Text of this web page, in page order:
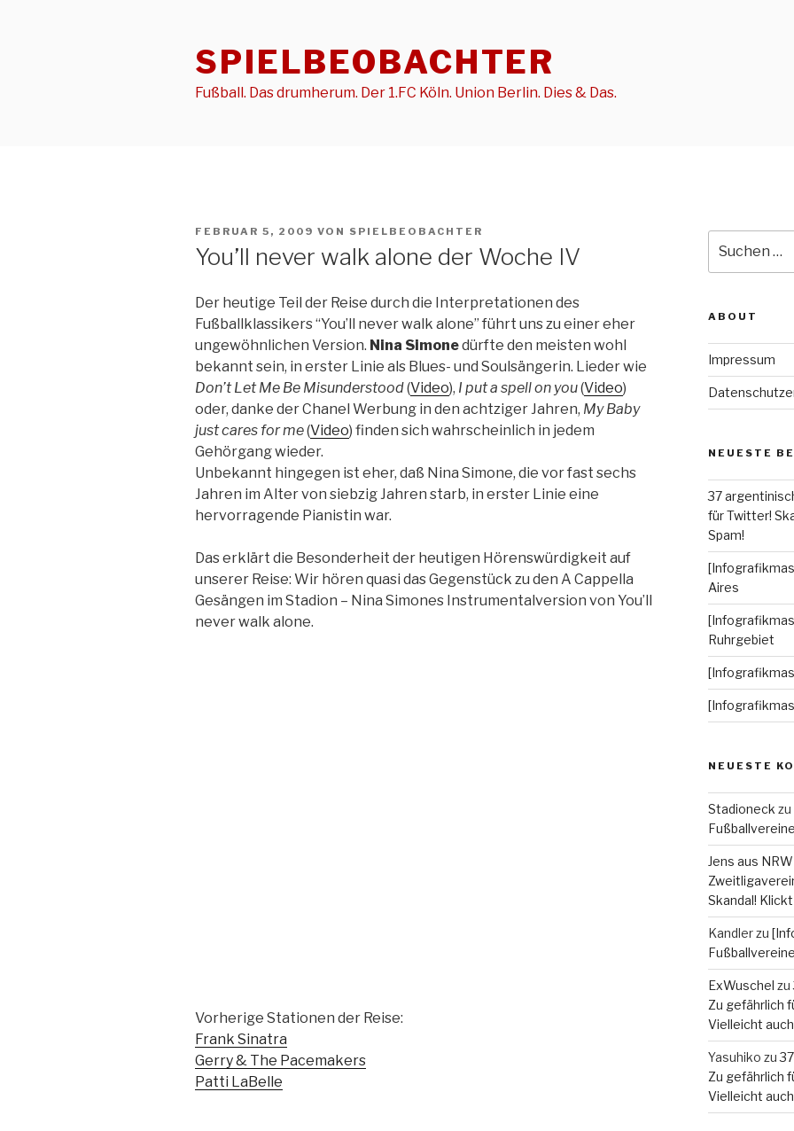
SPIELBEOBACHTER
Fußball. Das drumherum. Der 1.FC Köln. Union Berlin. Dies & Das.
VERÖFFENTLICHT
FEBRUAR 5, 2009 VON SPIELBEOBACHTER
You’ll never walk alone der Woche IV
Der heutige Teil der Reise durch die Interpretationen des
Fußballklassikers “You’ll never walk alone” führt uns zu einer eher
ungewöhnlichen Version. Nina Simonedürfte den meisten wohl
bekannt sein, in erster Linie als Blues- und Soulsängerin. Lieder wie
Don’t Let Me Be Misunderstood(Video), I put a spell on you(Video)
oder, danke der Chanel Werbung in den achtziger Jahren, My Baby
just cares for me(Video) finden sich wahrscheinlich in jedem
Gehörgang wieder.
Unbekannt hingegen ist eher, daß Nina Simone, die vor fast sechs
Jahren im Alter von siebzig Jahren starb, in erster Linie eine
hervorragende Pianistin war.
Das erklärt die Besonderheit der heutigen Hörenswürdigkeit auf
unserer Reise: Wir hören quasi das Gegenstück zu den A Cappella
Gesängen im Stadion – Nina Simones Instrumentalversion von You’ll
never walk alone.
Vorherige Stationen der Reise:
Frank Sinatra
Gerry & The Pacemakers
Patti LaBelle
nach:
ABOUT
Impressum
NEUESTE
37
für Twitter!
Spam!
Aires
Ruhrgebiet
NEUESTE
Stadioneck zu
Jens aus NRW
Skandal!
Kandlerzu
ExWuschel zu
Zu gefährlich
Vielleicht
Yasuhiko zu
Zu gefährlich
Vielleicht